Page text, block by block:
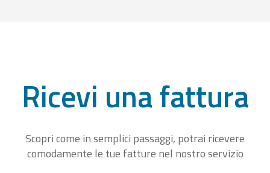
Ricevi una fattura
Scopri come in semplici passaggi, potrai ricevere
comodamente le tue fatture nel nostro servizio